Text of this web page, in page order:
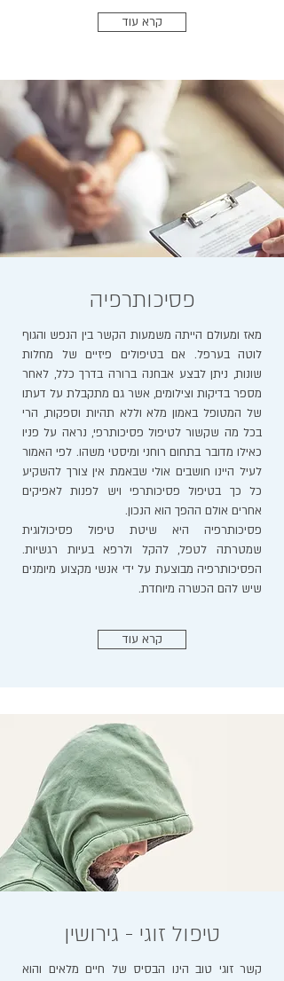
קרא עוד
פסיכותרפיה
מאז ומעולם הייתה משמעות הקשר בין הנפש והגוף
לוטה בערפל. אם בטיפולים פיזיים של מחלות
שונות, ניתן לבצע אבחנה ברורה בדרך כלל, לאחר
מספר בדיקות וצילומים, אשר גם מתקבלת על דעתו
של המטופל באמון מלא וללא תהיות וספקות, הרי
בכל מה שקשור לטיפול פסיכותרפי, נראה על פניו
כאילו מדובר בתחום רוחני ומיסטי משהו. לפי האמור
לעיל היינו חושבים אולי שבאמת אין צורך להשקיע
כל כך בטיפול פסיכותרפי ויש לפנות לאפיקים
אחרים אולם ההפך הוא הנכון.
פסיכותרפיה היא שיטת טיפול פסיכולוגית
שמטרתה לטפל, להקל ולרפא בעיות רגשיות.
הפסיכותרפיה מבוצעת על ידי אנשי מקצוע מיומנים
שיש להם הכשרה מיוחדת.
קרא עוד
טיפול זוגי - גירושין
קשר זוגי טוב הינו הבסיס של חיים מלאים והוא